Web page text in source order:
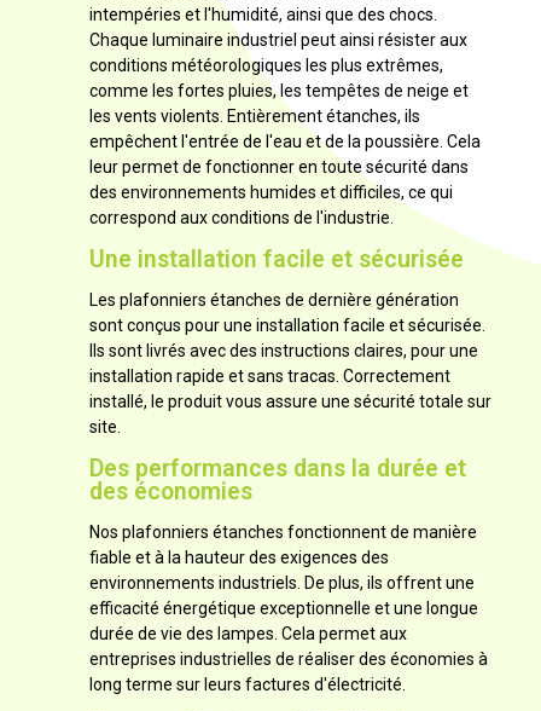
intempéries et l'humidité, ainsi que des chocs.
Chaque luminaire industriel peut ainsi résister aux
conditions météorologiques les plus extrêmes,
comme les fortes pluies, les tempêtes de neige et
les vents violents. Entièrement étanches, ils
empêchent l'entrée de l'eau et de la poussière. Cela
leur permet de fonctionner en toute sécurité dans
des environnements humides et difficiles, ce qui
correspond aux conditions de l'industrie.
Une installation facile et sécurisée
Les plafonniers étanches de dernière génération
sont conçus pour une installation facile et sécurisée.
Ils sont livrés avec des instructions claires, pour une
installation rapide et sans tracas. Correctement
installé, le produit vous assure une sécurité totale sur
site.
Des performances dans la durée et
des économies
Nos plafonniers étanches fonctionnent de manière
fiable et à la hauteur des exigences des
environnements industriels. De plus, ils offrent une
efficacité énergétique exceptionnelle et une longue
durée de vie des lampes. Cela permet aux
entreprises industrielles de réaliser des économies à
long terme sur leurs factures d'électricité.